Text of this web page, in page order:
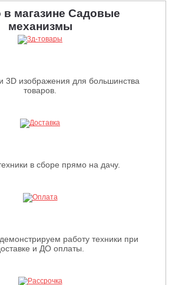
в магазине Садовые
механизмы
3D изображения для большинства
товаров.
в сборе прямо на дачу.
работу техники при
и ДО оплаты.